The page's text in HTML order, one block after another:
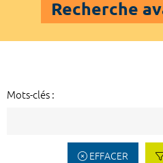
Recherche
Mots-clés :
EFFACER